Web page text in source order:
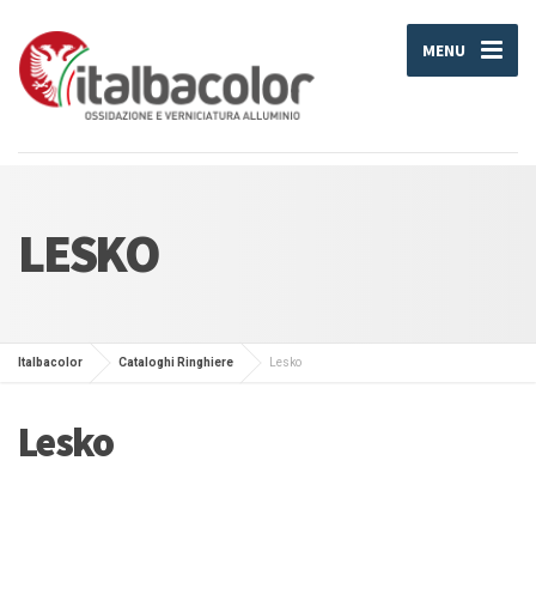
MENU
LESKO
Italbacolor Cataloghi Ringhiere Lesko
Lesko